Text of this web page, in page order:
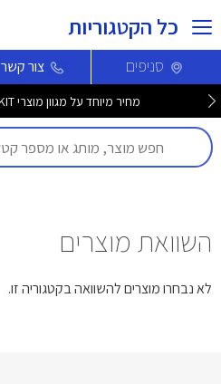
כל הקטגוריות
סניפים צור קשר
מחיר מיוחד על מגוון מוצרי PETKIT לחברי מועדון >>
השוואת מוצרים
לא נבחרו מוצרים להשוואה בקטגוריה זו.